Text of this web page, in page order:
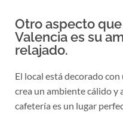
Otro aspecto
Valencia es su
relajado.
El local está decorado
crea un ambiente cálido y
cafetería es un lugar